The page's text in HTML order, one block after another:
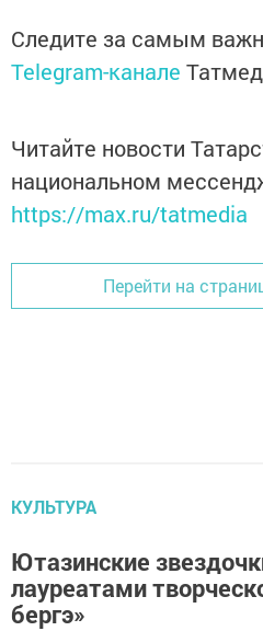
Следите за самым
Telegram-канале
Читайте новости
национальном
https://max.ru/tatmedia
Перейти на
КУЛЬТУРА
Ютазинские
лауреатами
бергэ»